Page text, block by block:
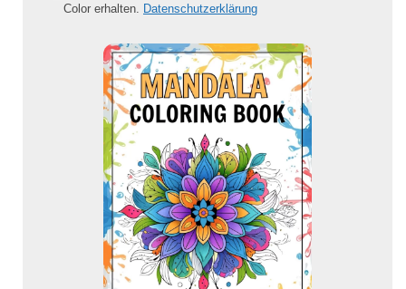
Color erhalten. Datenschutzerklärung